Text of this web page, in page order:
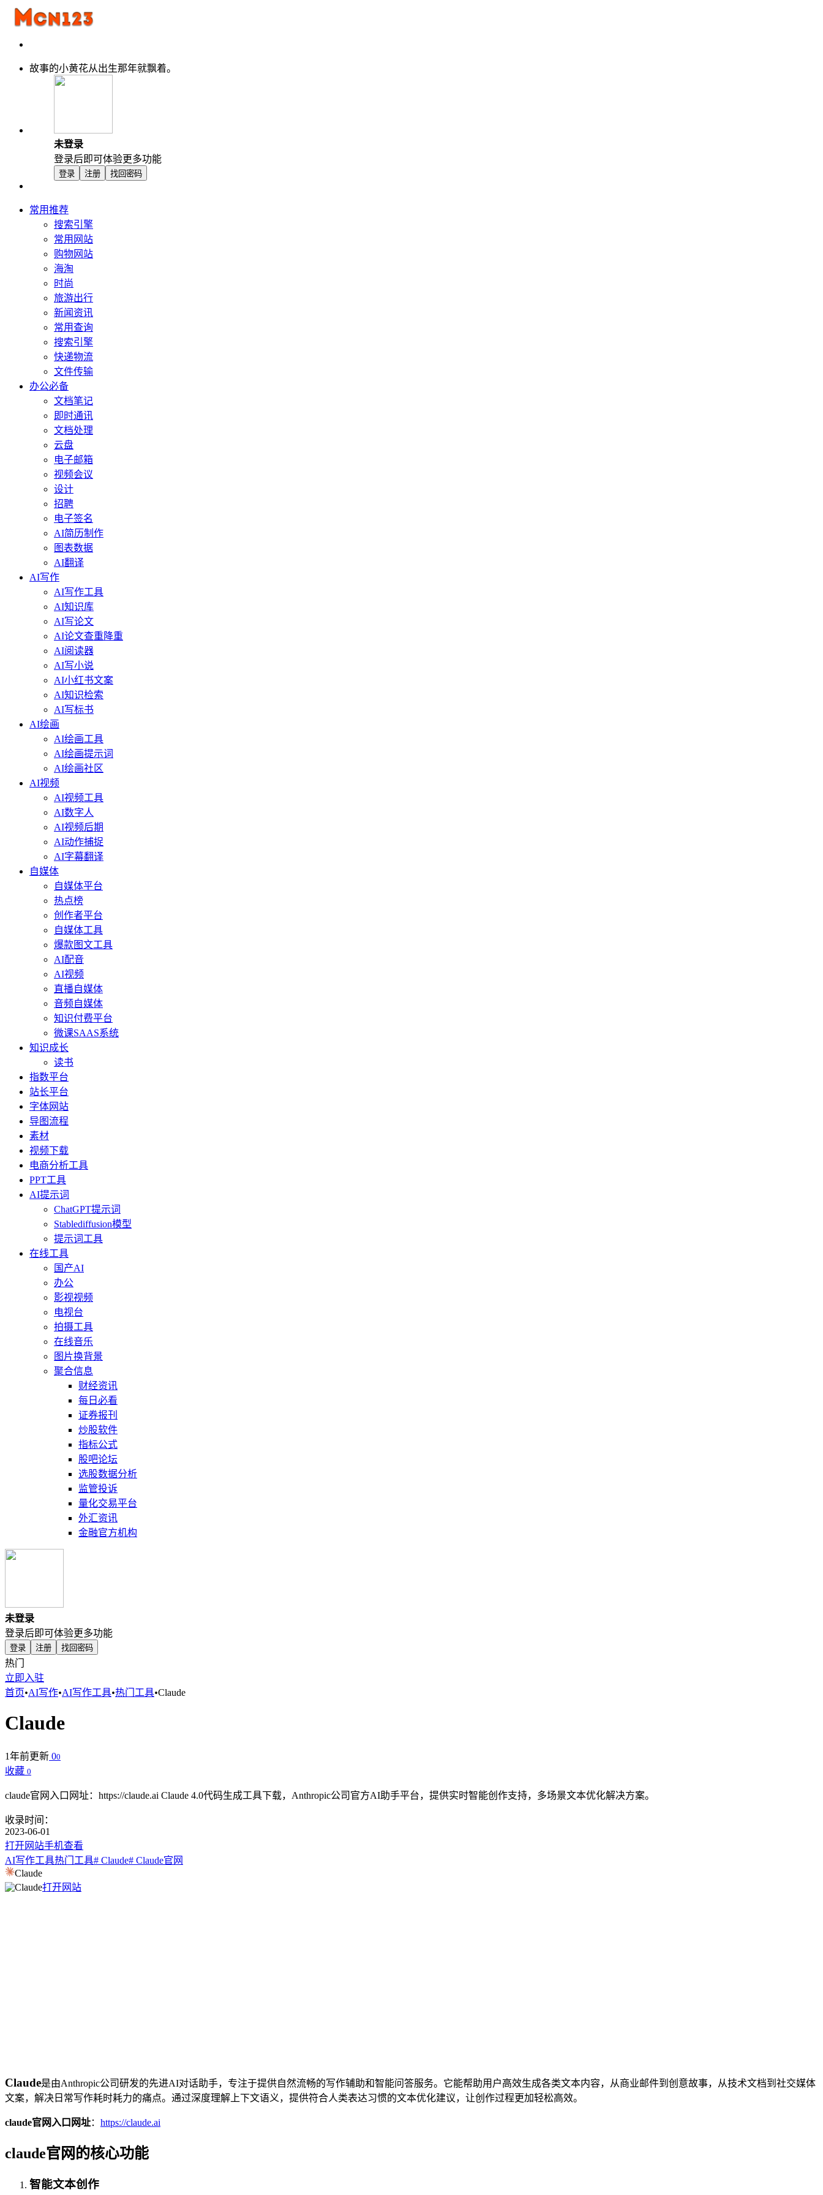
故事的小黄花从出生那年就飘着。
未登录
登录后即可体验更多功能
登录 注册 找回密码
常用推荐
搜索引擎
常用网站
购物网站
海淘
时尚
旅游出行
新闻资讯
常用查询
搜索引擎
快递物流
文件传输
办公必备
文档笔记
即时通讯
文档处理
云盘
电子邮箱
视频会议
设计
招聘
电子签名
AI简历制作
图表数据
AI翻译
AI写作
AI写作工具
AI知识库
AI写论文
AI论文查重降重
AI阅读器
AI写小说
AI小红书文案
AI知识检索
AI写标书
AI绘画
AI绘画工具
AI绘画提示词
AI绘画社区
AI视频
AI视频工具
AI数字人
AI视频后期
AI动作捕捉
AI字幕翻译
自媒体
自媒体平台
热点榜
创作者平台
自媒体工具
爆款图文工具
AI配音
AI视频
直播自媒体
音频自媒体
知识付费平台
微课SAAS系统
知识成长
读书
指数平台
站长平台
字体网站
导图流程
素材
视频下载
电商分析工具
PPT工具
AI提示词
ChatGPT提示词
Stablediffusion模型
提示词工具
在线工具
国产AI
办公
影视视频
电视台
拍摄工具
在线音乐
图片换背景
聚合信息
财经资讯
每日必看
证券报刊
炒股软件
指标公式
股吧论坛
选股数据分析
监管投诉
量化交易平台
外汇资讯
金融官方机构
未登录
登录后即可体验更多功能
登录 注册 找回密码
热门
立即入驻
首页•AI写作•AI写作工具•热门工具•Claude
Claude
1年前更新 00
收藏 0
claude官网入口网址：https://claude.ai Claude 4.0代码生成工具下载，Anthropic公司官方AI助手平台，提供实时智能创作支持，多场景文本优化解决方案。
收录时间：
2023-06-01
打开网站手机查看
AI写作工具热门工具# Claude# Claude官网
Claude
打开网站
Claude是由Anthropic公司研发的先进AI对话助手，专注于提供自然流畅的写作辅助和智能问答服务。它能帮助用户高效生成各类文本内容，从商业邮件到创意故事，从技术文档到社交媒体
文案，解决日常写作耗时耗力的痛点。通过深度理解上下文语义，提供符合人类表达习惯的文本优化建议，让创作过程更加轻松高效。
claude官网入口网址： https://claude.ai
claude官网的核心功能
智能文本创作